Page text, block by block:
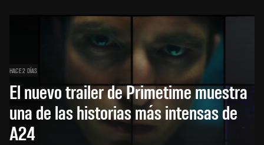
HACE 2 DÍAS
El nuevo trailer de Primetime muestra
una de las historias más intensas de
A24